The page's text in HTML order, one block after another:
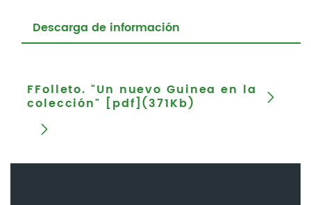
Descarga de información
FFolleto. "Un nuevo Guinea en la
colección" [pdf](371Kb)